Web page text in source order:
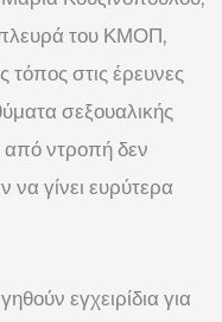
του ΚΜΟΠ,
στις έρευνες
σεξουαλικής
από ντροπή δεν
να γίνει ευρύτερα
εγχειρίδια για